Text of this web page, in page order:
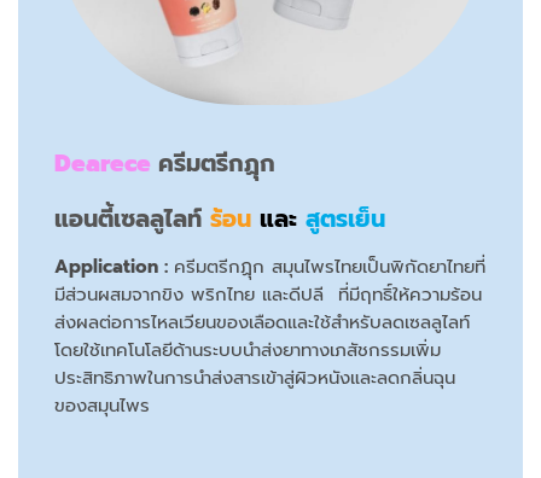
Dearece ครีมตรีกฏุก
แอนตี้เซลลูไลท์ ร้อน และ สูตรเย็น
Application : ครีมตรีกฏุก สมุนไพรไทยเป็นพิกัดยาไทยที่
มีส่วนผสมจากขิง พริกไทย และดีปลี ที่มีฤทธิ์ให้ความร้อน
ส่งผลต่อการไหลเวียนของเลือดและใช้สำหรับลดเซลลูไลท์
โดยใช้เทคโนโลยีด้านระบบนำส่งยาทางเภสัชกรรมเพิ่ม
ประสิทธิภาพในการนำส่งสารเข้าสู่ผิวหนังและลดกลิ่นฉุน
ของสมุนไพร